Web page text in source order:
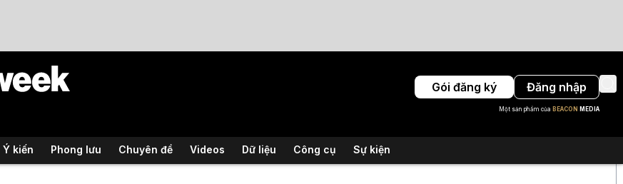
Gói đăng ký Đăng nhập
Một sản phẩm của BEACON MEDIA
Ý kiến Phong lưu Chuyên đề Videos Dữ liệu Công cụ Sự kiện